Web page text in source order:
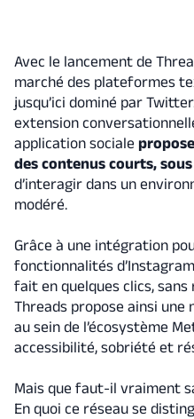
Avec le lancement de
marché des plateformes
jusqu’ici dominé par
extension
application sociale
des contenus courts,
d’interagir dans un
modéré.
Grâce à une intégration
fonctionnalités
fait en quelques clics,
Threads propose ainsi une
au sein de l’écosystème
accessibilité, sobriété et
Mais que faut-il vraiment
En quoi ce réseau se